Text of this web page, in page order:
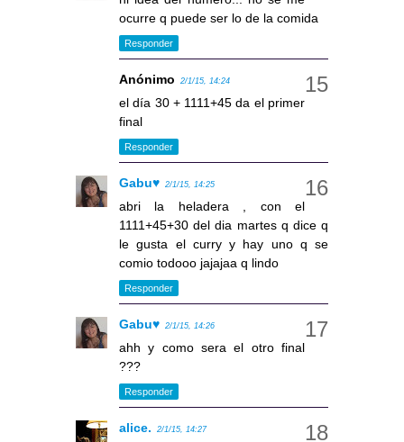
ocurre q puede ser lo de la comida
Responder
Anónimo 2/1/15, 14:24
el día 30 + 1111+45 da el primer
final
Responder
Gabu♥ 2/1/15, 14:25
abri la heladera , con el
1111+45+30 del dia martes q dice q
le gusta el curry y hay uno q se
comio todooo jajajaa q lindo
Responder
Gabu♥ 2/1/15, 14:26
ahh y como sera el otro final
???
Responder
alice. 2/1/15, 14:27